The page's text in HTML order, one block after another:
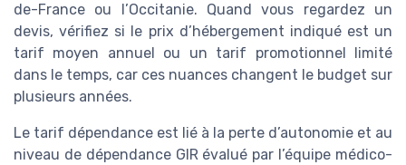
de-France ou l’Occitanie. Quand vous regardez un
devis, vérifiez si le prix d’hébergement indiqué est un
tarif moyen annuel ou un tarif promotionnel limité
dans le temps, car ces nuances changent le budget sur
plusieurs années.
Le tarif dépendance est lié à la perte d’autonomie et au
niveau de dépendance GIR évalué par l’équipe médico-